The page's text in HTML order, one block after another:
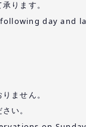
ります。
day and
ません。
い。